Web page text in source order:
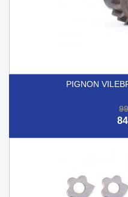
PIGNON